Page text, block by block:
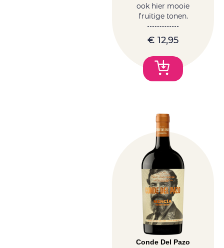
ook hier mooie
fruitige tonen.
€ 12,95
Conde Del Pazo